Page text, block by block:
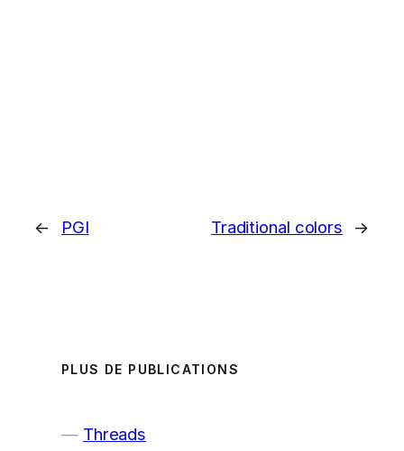
← PGI Traditional colors →
PLUS DE PUBLICATIONS
Threads